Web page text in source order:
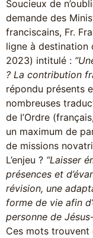
Soucieux de
demande des
franciscains, Fr.
ligne à destination
2023) intitulé :
? La contribution
répondu présents
nombreuses
de l’Ordre
un maximum de
de missions
L’enjeu ? “Laisser
présences et
révision, une
forme de vie afin
personne de
Ces mots trouvent